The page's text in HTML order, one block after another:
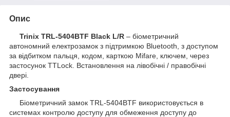
Опис
Trinix TRL-5404BTF Black L/R – біометричний
автономний електрозамок з підтримкою Bluetooth, з доступом
за відбитком пальця, кодом, карткою Mifare, ключем, через
застосунок TTLock. Встановлення на лівобічні / правобічні
двері.
Застосування
Біометричний замок TRL-5404BTF використовується в
системах контролю доступу для обмеження доступу до